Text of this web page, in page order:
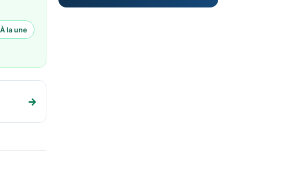
la une
→